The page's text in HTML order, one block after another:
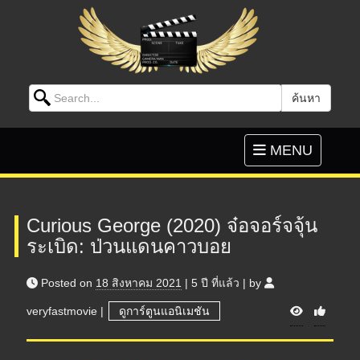
Search for: ค้นหา
Toggle
navigation
MENU
Curious George (2020) จ๋อจอร์จจุ้น
ระเบิด: ป่วนแดนคาวบอย
Posted on 18 สิงหาคม 2021 | 5 ปี ที่แล้ว | by
veryfastmovie | ดูการ์ตูนแอนิเมชัน V
i